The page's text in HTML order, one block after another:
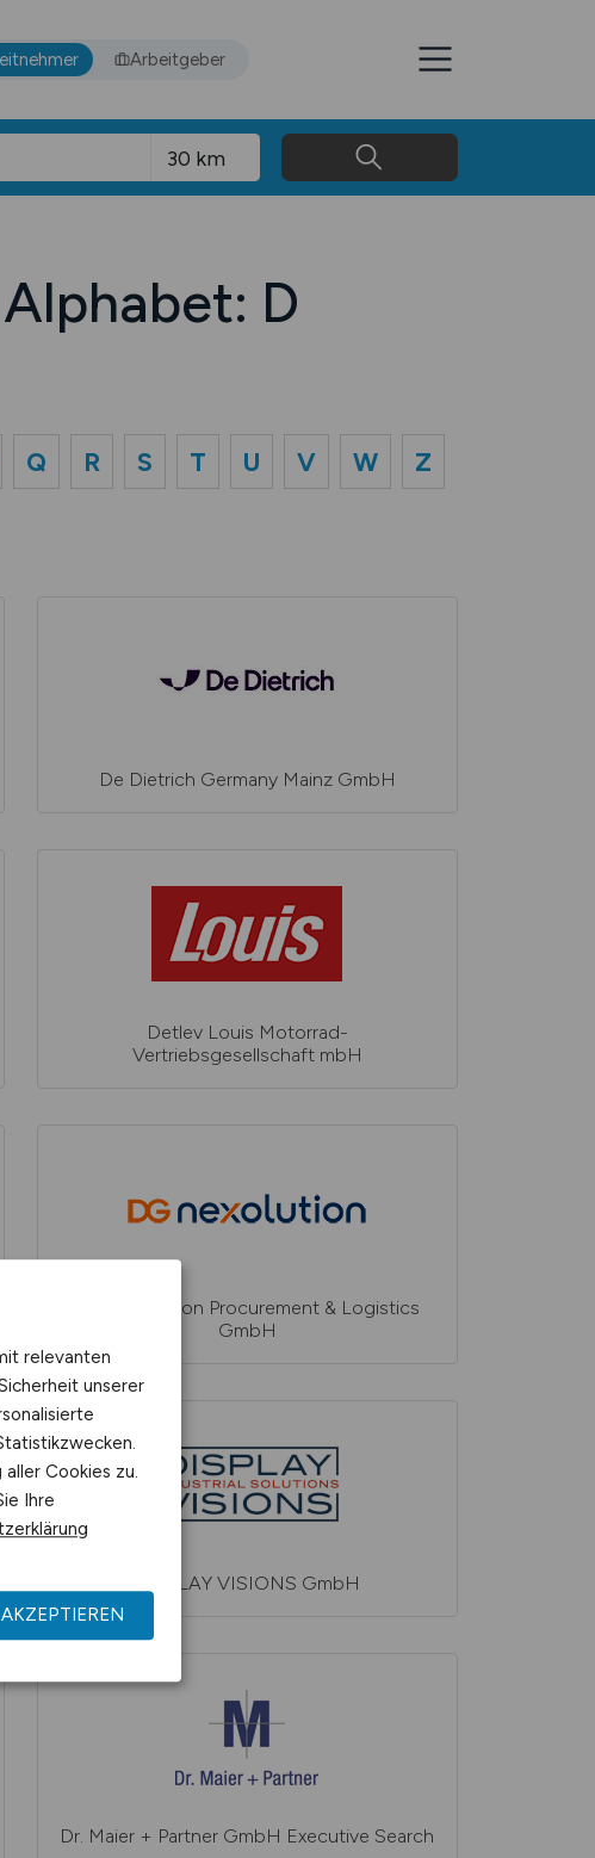
Arbeitgeber
D
Q R S T U V W Z
De Dietrich Germany Mainz GmbH
Detlev Louis Motorrad-
Vertriebsgesellschaft mbH
DG Nexolution Procurement & Logistics
GmbH
DISPLAY VISIONS GmbH
Dr. Maier + Partner GmbH Executive Search
relevanten
unserer
Cookies zu.
Ihre